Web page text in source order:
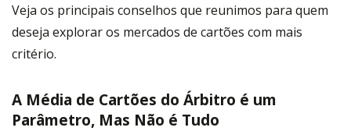
Veja os principais conselhos que reunimos para quem
deseja explorar os mercados de cartões com mais
critério.
A Média de Cartões do Árbitro é um
Parâmetro, Mas Não é Tudo